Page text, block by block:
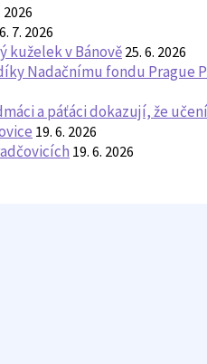
2026
6. 7. 2026
kuželek v Bánově 25. 6. 2026
Nadačnímu fondu Prague
a páťáci dokazují, že
19. 6. 2026
19. 6. 2026